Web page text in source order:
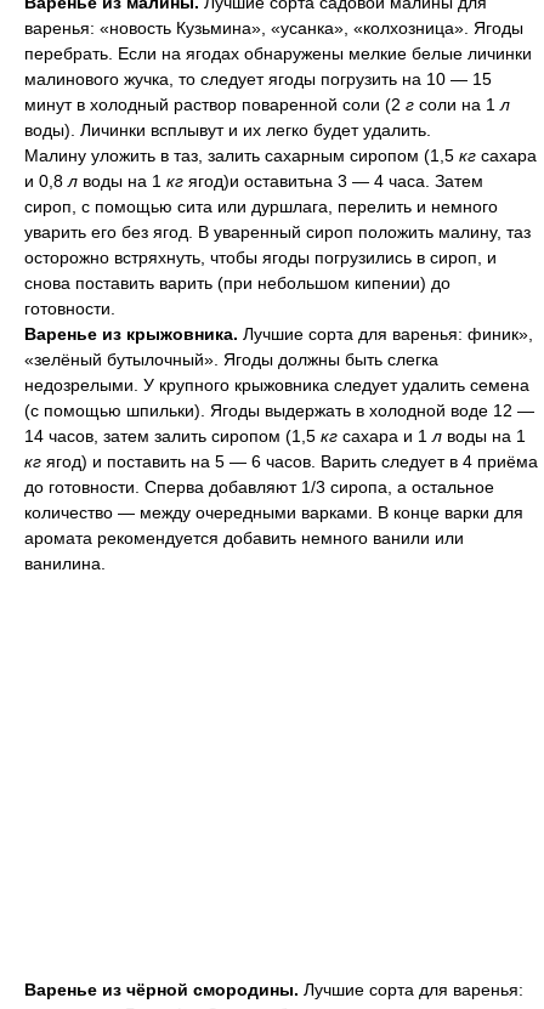
варенья: «новость Кузьмина», «усанка», «колхозница». Ягоды
перебрать. Если на ягодах обнаружены мелкие белые личинки
малинового жучка, то следует ягоды погрузить на 10 — 15
минут в холодный раствор поваренной соли (2 г соли на 1 л
воды). Личинки всплывут и их легко будет удалить.
Малину уложить в таз, залить сахарным сиропом (1,5 кг сахара
и 0,8 л воды на 1 кг ягод)и оставитьна 3 — 4 часа. Затем
сироп, с помощью сита или дуршлага, перелить и немного
уварить его без ягод. В уваренный сироп положить малину, таз
осторожно встряхнуть, чтобы ягоды погрузились в сироп, и
снова поставить варить (при небольшом кипении) до
готовности.
Варенье из крыжовника. Лучшие сорта для варенья: финик»,
«зелёный бутылочный». Ягоды должны быть слегка
недозрелыми. У крупного крыжовника следует удалить семена
(с помощью шпильки). Ягоды выдержать в холодной воде 12 —
14 часов, затем залить сиропом (1,5 кг сахара и 1 л воды на 1
кг ягод) и поставить на 5 — 6 часов. Варить следует в 4 приёма
до готовности. Сперва добавляют 1/3 сиропа, а остальное
количество — между очередными варками. В конце варки для
аромата рекомендуется добавить немного ванили или
ванилина.
Варенье из чёрной смородины. Лучшие сорта для варенья: